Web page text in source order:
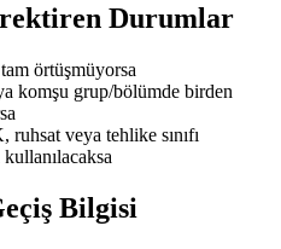
Durumlar
örtüşmüyorsa
komşu grup/bölümde birden
veya tehlike sınıfı
Bilgisi